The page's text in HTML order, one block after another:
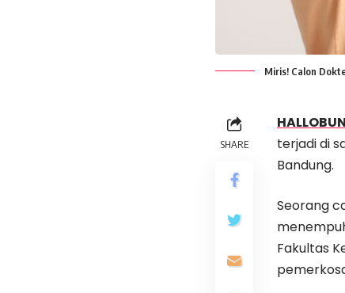
Miris! Calon
SHARE
terjadi di
Bandung.
Seorang
Fakultas